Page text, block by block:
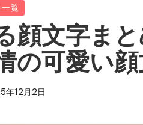
覧
顔文字ま
の可愛い
年12月2日